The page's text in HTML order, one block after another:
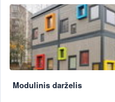
Modulinis darželis